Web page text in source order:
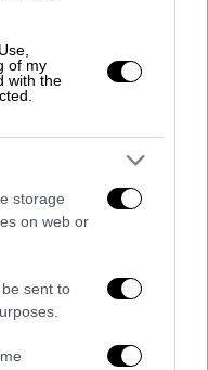
of my
with the
storage
on web or
sent to